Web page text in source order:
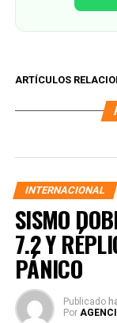
ARTÍCULOS
INTERNACIONAL
SISMO
7.2 Y
PÁNICO
Publicado
Por